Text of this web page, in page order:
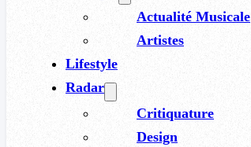
Actualité Musicale
Artistes
Lifestyle
Radar
Critiquature
Design